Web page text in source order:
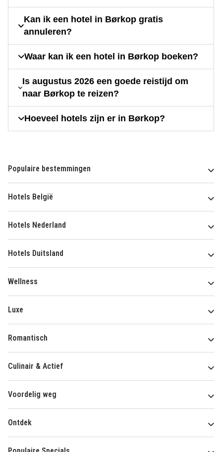
Kan ik een hotel in Børkop gratis
annuleren?
Waar kan ik een hotel in Børkop boeken?
Is augustus 2026 een goede reistijd om
naar Børkop te reizen?
Hoeveel hotels zijn er in Børkop?
Populaire bestemmingen
Hotels België
Hotels Nederland
Hotels Duitsland
Wellness
Luxe
Romantisch
Culinair & Actief
Voordelig weg
Ontdek